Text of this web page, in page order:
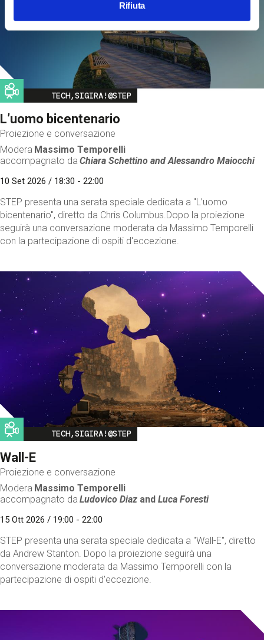
Rifiuta
Image
TECH,SIGIRA!@STEP
L’uomo bicentenario
Proiezione e conversazione
Modera Massimo Temporelli
accompagnato da Chiara Schettino andAlessandro Maiocchi
10 Set 2026 / 18:30 - 22:00
STEP presenta una serata speciale dedicata a "L’uomo
bicentenario", diretto da Chris Columbus.Dopo la proiezione
seguirà una conversazione moderata da Massimo Temporelli
con la partecipazione di ospiti d'eccezione.
Image
TECH,SIGIRA!@STEP
Wall-E
Proiezione e conversazione
Modera Massimo Temporelli
accompagnato da Ludovico Diaz andLuca Foresti
15 Ott 2026 / 19:00 - 22:00
STEP presenta una serata speciale dedicata a "Wall-E", diretto
da Andrew Stanton. Dopo la proiezione seguirà una
conversazione moderata da Massimo Temporelli con la
partecipazione di ospiti d'eccezione.